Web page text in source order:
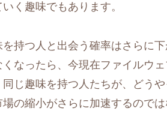
く趣味でもあります。
持つ人と出会う確率はさらに
なったら、今現在ファイルウ
じ趣味を持つ人たちが、どう
の縮小がさらに加速するので